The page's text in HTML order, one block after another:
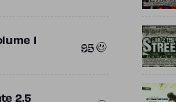
1 95
2.5